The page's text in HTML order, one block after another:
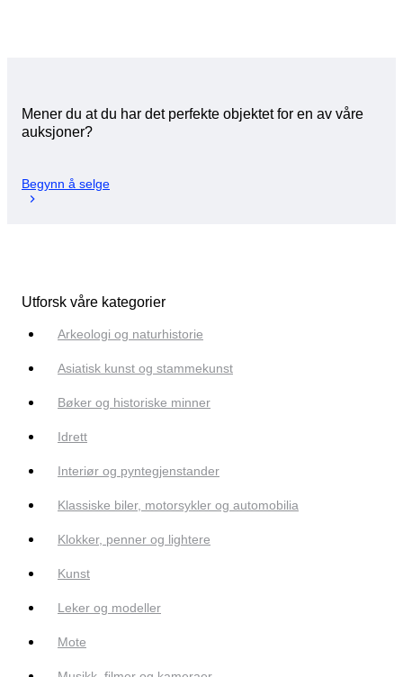
Mener du at du har det perfekte objektet for en av våre
auksjoner?
Begynn å selge
Utforsk våre kategorier
Arkeologi og naturhistorie
Asiatisk kunst og stammekunst
Bøker og historiske minner
Idrett
Interiør og pyntegjenstander
Klassiske biler, motorsykler og automobilia
Klokker, penner og lightere
Kunst
Leker og modeller
Mote